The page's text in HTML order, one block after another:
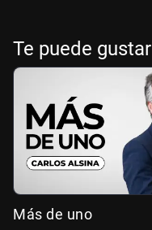
Te puede gustar
Más de uno